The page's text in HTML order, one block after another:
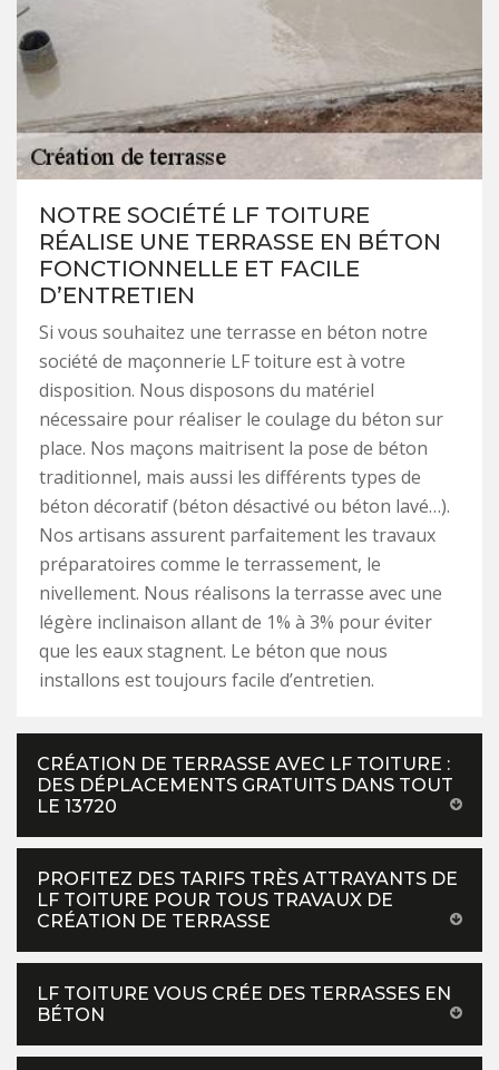
NOTRE SOCIÉTÉ LF TOITURE
RÉALISE UNE TERRASSE EN BÉTON
FONCTIONNELLE ET FACILE
D’ENTRETIEN
Si vous souhaitez une terrasse en béton notre
société de maçonnerie LF toiture est à votre
disposition. Nous disposons du matériel
nécessaire pour réaliser le coulage du béton sur
place. Nos maçons maitrisent la pose de béton
traditionnel, mais aussi les différents types de
béton décoratif (béton désactivé ou béton lavé…).
Nos artisans assurent parfaitement les travaux
préparatoires comme le terrassement, le
nivellement. Nous réalisons la terrasse avec une
légère inclinaison allant de 1% à 3% pour éviter
que les eaux stagnent. Le béton que nous
installons est toujours facile d’entretien.
CRÉATION DE TERRASSE AVEC LF TOITURE :
DES DÉPLACEMENTS GRATUITS DANS TOUT
LE 13720
PROFITEZ DES TARIFS TRÈS ATTRAYANTS DE
LF TOITURE POUR TOUS TRAVAUX DE
CRÉATION DE TERRASSE
LF TOITURE VOUS CRÉE DES TERRASSES EN
BÉTON